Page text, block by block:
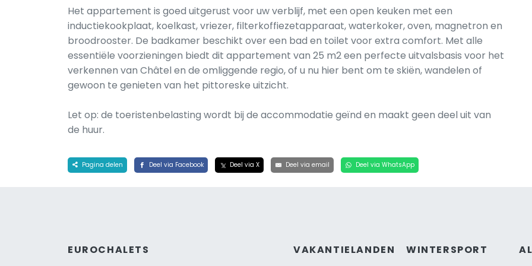
Het appartement is goed uitgerust voor uw verblijf, met een open keuken met een
inductiekookplaat, koelkast, vriezer, filterkoffiezetapparaat, waterkoker, oven, magnetron en
broodrooster. De badkamer beschikt over een bad en toilet voor extra comfort. Met alle
essentiële voorzieningen biedt dit appartement van 25 m2 een perfecte uitvalsbasis voor het
verkennen van Châtel en de omliggende regio, of u nu hier bent om te skiën, wandelen of
gewoon te genieten van het pittoreske uitzicht.
Let op: de toeristenbelasting wordt bij de accommodatie geïnd en maakt geen deel uit van
de huur.
Pagina delen Deel via Facebook Deel via X Deel via email Deel via WhatsApp
EUROCHALETS VAKANTIELANDEN WINTERSPORT